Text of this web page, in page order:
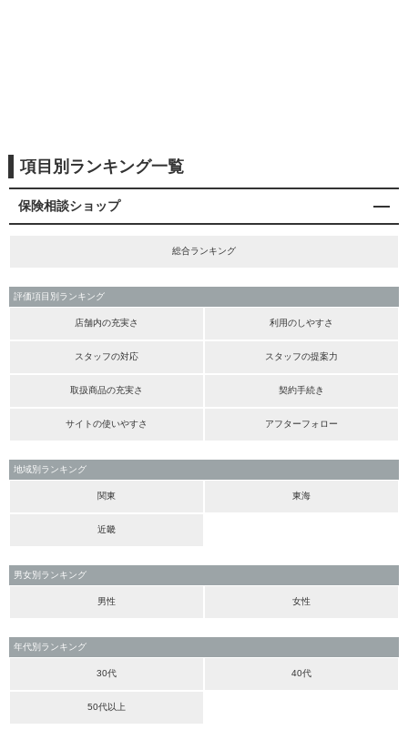
項目別ランキング一覧
保険相談ショップ
総合ランキング
評価項目別ランキング
店舗内の充実さ 利用のしやすさ
スタッフの対応 スタッフの提案力
取扱商品の充実さ 契約手続き
サイトの使いやすさ アフターフォロー
地域別ランキング
関東 東海
近畿
男女別ランキング
男性 女性
年代別ランキング
30代 40代
50代以上